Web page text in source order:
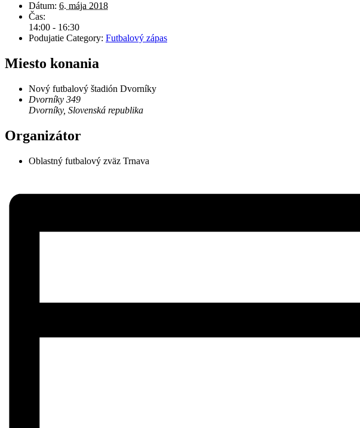
Dátum: 6. mája 2018
Čas:
14:00 - 16:30
Podujatie Category: Futbalový zápas
Miesto konania
Nový futbalový štadión Dvorníky
Dvorníky 349
Dvorníky, Slovenská republika
Organizátor
Oblastný futbalový zväz Trnava